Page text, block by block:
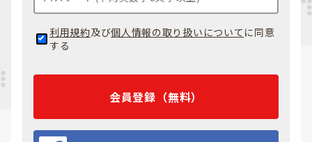
利用規約及び個人情報の取り扱いについて に同意
する
会員登録（無料）